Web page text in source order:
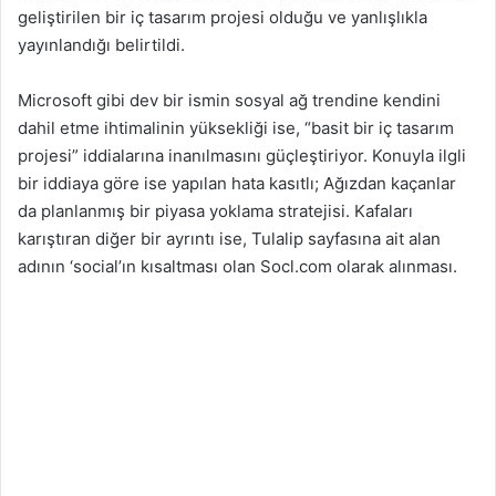
geliştirilen bir iç tasarım projesi olduğu ve yanlışlıkla
yayınlandığı belirtildi.
Microsoft gibi dev bir ismin sosyal ağ trendine kendini
dahil etme ihtimalinin yüksekliği ise, “basit bir iç tasarım
projesi” iddialarına inanılmasını güçleştiriyor. Konuyla ilgli
bir iddiaya göre ise yapılan hata kasıtlı; Ağızdan kaçanlar
da planlanmış bir piyasa yoklama stratejisi. Kafaları
karıştıran diğer bir ayrıntı ise, Tulalip sayfasına ait alan
adının ‘social’ın kısaltması olan Socl.com olarak alınması.